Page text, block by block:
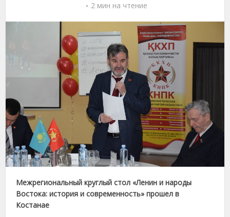
2 мин на чтение
Межрегиональный круглый стол «Ленин и народы
Востока: история и современность» прошел в
Костанае